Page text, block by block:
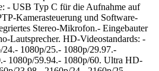
- USB Typ C für die Aufnahme auf
Kamerasteuerung und Software-
Stereo-Mikrofon.- Eingebauter
Lautsprecher. HD-Videostandards: -
1080p/25.- 1080p/29.97.-
1080p/59.94.- 1080p/60. Ultra HD-